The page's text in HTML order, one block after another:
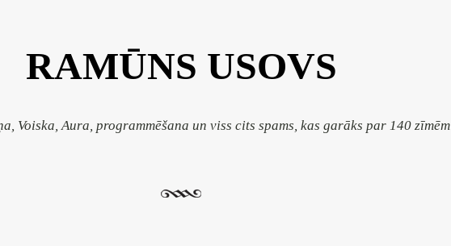
RAMŪNS USOVS
Voiska, Aura, programmēšana un viss cits spams, kas garāks par 140 zīmēm